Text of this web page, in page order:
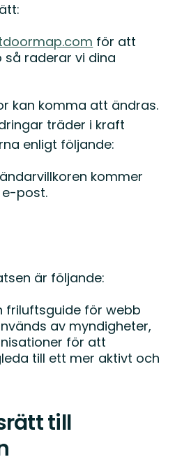
för att
raderar vi dina
kan komma att ändras.
träder i kraft
enligt följande:
kommer
post.
är följande:
friluftsguide för webb
av myndigheter,
för att
till ett mer aktivt och
till